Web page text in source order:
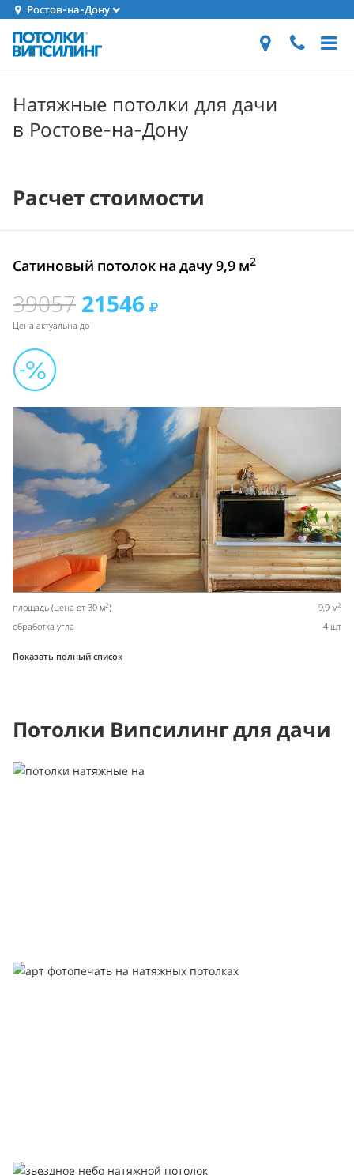
Ростов-на-Дону
Натяжные потолки для дачи
в Ростове-на-Дону
Расчет стоимости
Сатиновый потолок на дачу 9,9 м2
39057 21546
Цена актуальна до
площадь (цена от 30 м2) 9,9 м2
обработка угла 4 шт
Показать полный список
Потолки Випсилинг для дачи